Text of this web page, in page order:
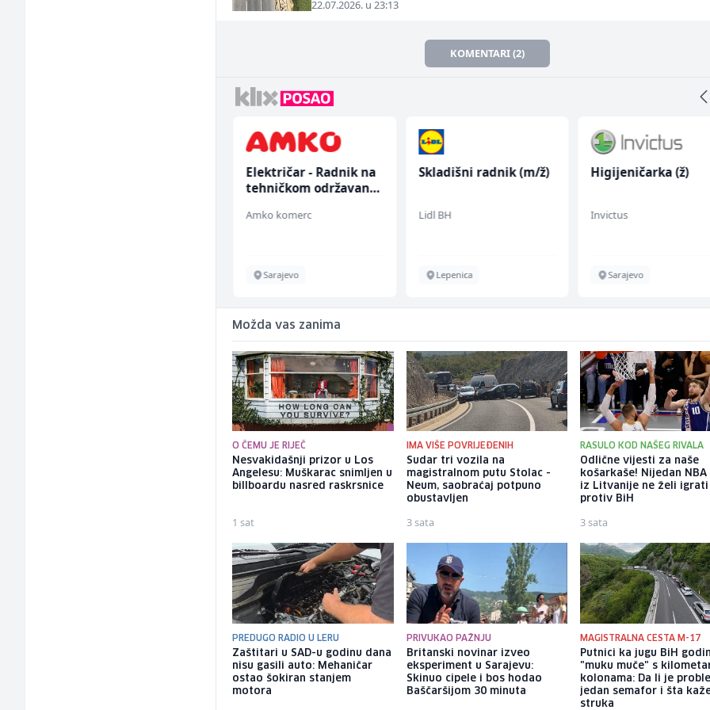
22.07.2026. u 23:13
KOMENTARI (2)
Električar - Radnik na
tehničkom održavanju
Amko komerc
Sarajevo
Skladišni radnik (m/ž)
Lidl BH
Lepenica
Higijeničarka (ž)
Invictus
Sarajevo
Možda vas zanima
O ČEMU JE RIJEČ
Nesvakidašnji prizor u Los
Angelesu: Muškarac snimljen u
billboardu nasred raskrsnice
1 sat
IMA VIŠE POVRIJEĐENIH
Sudar tri vozila na
magistralnom putu Stolac -
Neum, saobraćaj potpuno
obustavljen
3 sata
RASULO KOD NAŠEG RIVALA
Odlične vijesti za naše
košarkaše! Nijedan NBA
iz Litvanije ne želi igrati
protiv BiH
3 sata
PREDUGO RADIO U LERU
Zaštitari u SAD-u godinu dana
nisu gasili auto: Mehaničar
ostao šokiran stanjem
motora
PRIVUKAO PAŽNJU
Britanski novinar izveo
eksperiment u Sarajevu:
Skinuo cipele i bos hodao
Baščaršijom 30 minuta
MAGISTRALNA CESTA M-17
Putnici ka jugu BiH
"muku muče" s
kolonama: Da li je
jedan semafor i šta
struka